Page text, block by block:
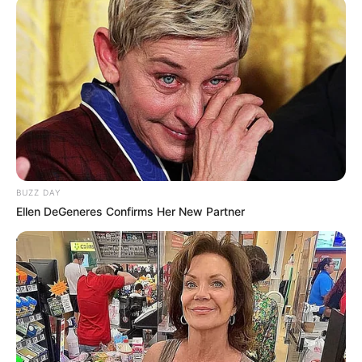
zeigen wir Ihnen, wie Sie mit unserem
Geheimtipp: hirschgulasch rezept wie vom
Profi – sofort ausprobieren!>ein Gericht
zaubern, das Ihre Familie und Gäste begeistern
wird. Ob in Deutschland, Österreich oder der
Schweiz – dieses Rezept überzeugt überall.
BUZZ DAY
Ellen DeGeneres Confirms Her New Partner